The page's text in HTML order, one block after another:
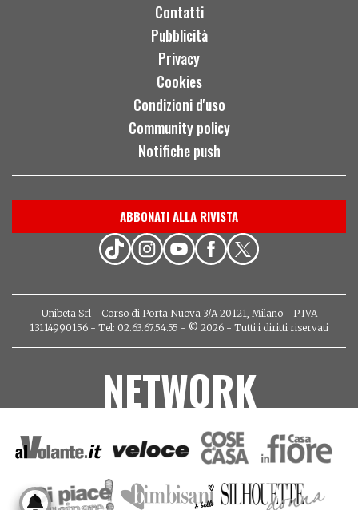
Contatti
Pubblicità
Privacy
Cookies
Condizioni d'uso
Community policy
Notifiche push
ABBONATI ALLA RIVISTA
Unibeta Srl - Corso di Porta Nuova 3/A 20121, Milano - P.IVA
13114990156 - Tel: 02.63.67.54.55 - © 2026 - Tutti i diritti riservati
NETWORK